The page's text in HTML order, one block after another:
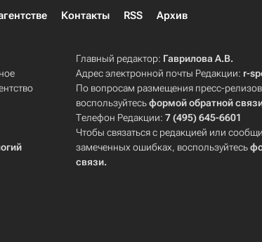
Контакты RSS Архив
Главный редактор: Гаврилова А.В.
Адрес электронной почты Редакции: r-
По вопросам размещения пресс-
воспользуйтесьформой обратной
Телефон Редакции:7 (495) 645-6601
Чтобы связаться с редакцией или
замеченных ошибках, воспользуйтесь
связи.